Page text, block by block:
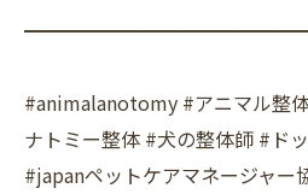
#animalanotomy #アニマル整
ナトミー整体 #犬の整体師 #ド
#japanペットケアマネージャー